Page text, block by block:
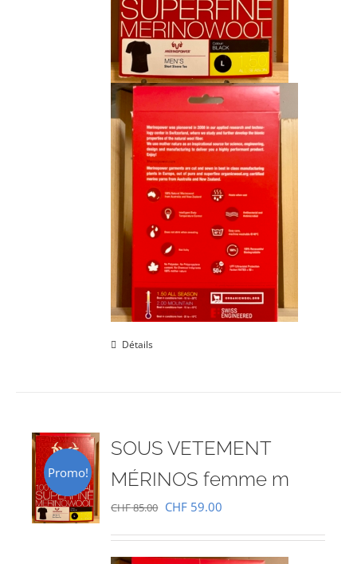
Détails
Promo!
SOUS VETEMENT
MÉRINOS femme m
CHF85.00 Le
initial
CHF 59.00
actuel